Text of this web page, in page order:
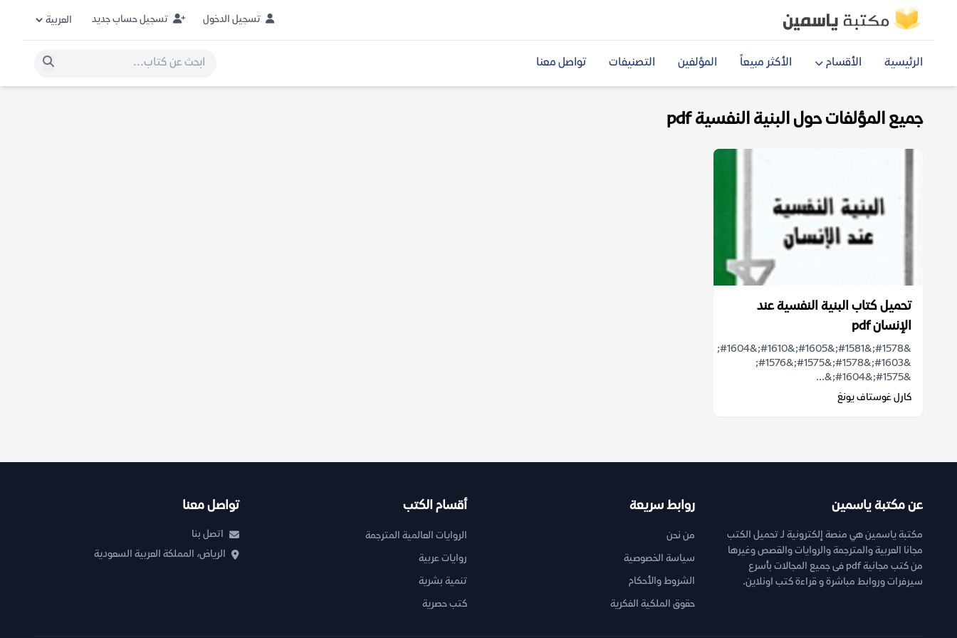
تسجيل الدخول تسجيل حساب جديد
الرئيسية الأقسام الأكثر مبيعاً المؤلفين التصنيفات تواصل معنا
جميع المؤلفات حول البنية النفسية pdf
تحميل كتاب البنية النفسية عند
الإنسان pdf
&#1578;&#1581;&#1605;&#1610;&#1604;
&#1603;&#1578;&#1575;&#1576;
&#1575;&#1604;&...
كارل غوستاف يونغ
عن مكتبة ياسمين
مكتبة ياسمين هي منصة إلكترونية لـ تحميل الكتب
مجانا العربية والمترجمة والروايات والقصص وغيرها
من كتب مجانية pdf فى جميع المجالات بأسرع
سيرفرات وروابط مباشرة و قراءة كتب اونلاين.
روابط سريعة
من نحن
سياسة الخصوصية
الشروط والأحكام
حقوق الملكية الفكرية
أقسام الكتب
الروايات العالمية المترجمة
روايات عربية
تنمية بشرية
كتب حصرية
تواصل معنا
اتصل بنا
الرياض، المملكة العربية السعودية